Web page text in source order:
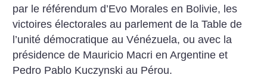
par le référendum d’Evo Morales en Bolivie, les
victoires électorales au parlement de la Table de
l’unité démocratique au Vénézuela, ou avec la
présidence de Mauricio Macri en Argentine et
Pedro Pablo Kuczynski au Pérou.